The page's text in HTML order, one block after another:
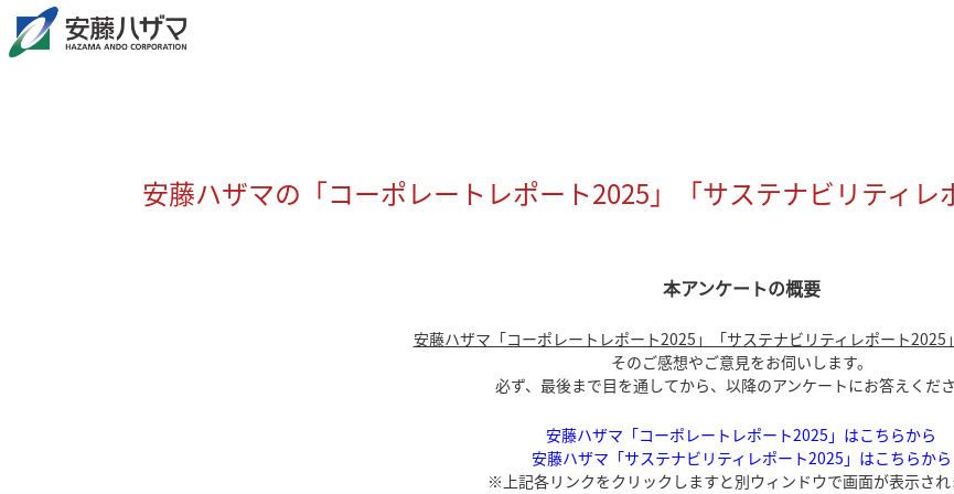
安藤ハザマの「コーポレートレポート2025」「サステナビリティレ
本アンケートの概要
安藤ハザマ「コーポレートレポート2025」「サステナビリティレポート2025」
そのご感想やご意見をお伺いします。
必ず、最後まで目を通してから、以降のアンケートにお答えくださ
安藤ハザマ「コーポレートレポート2025」はこちらから
安藤ハザマ「サステナビリティレポート2025」はこちらから
※上記各リンクをクリックしますと別ウィンドウで画面が表示され